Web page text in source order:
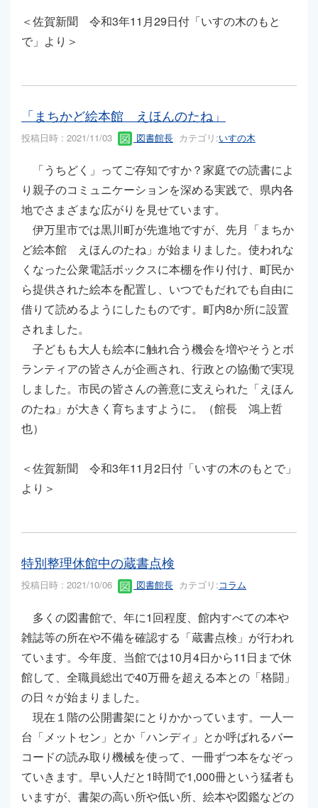
＜佐賀新聞 令和3年11月29日付「いすの木のもと
で」より＞
「まちかど絵本館 えほんのたね」
投稿日時 : 2021/11/03 図書館長 カテゴリ:いすの木
「うちどく」ってご存知ですか？家庭での読書によ
り親子のコミュニケーションを深める実践で、県内各
地でさまざまな広がりを見せています。
伊万里市では黒川町が先進地ですが、先月「まちか
ど絵本館 えほんのたね」が始まりました。使われな
くなった公衆電話ボックスに本棚を作り付け、町民か
ら提供された絵本を配置し、いつでもだれでも自由に
借りて読めるようにしたものです。町内8か所に設置
されました。
子どもも大人も絵本に触れ合う機会を増やそうとボ
ランティアの皆さんが企画され、行政との協働で実現
しました。市民の皆さんの善意に支えられた「えほん
のたね」が大きく育ちますように。（館長 鴻上哲
也）
＜佐賀新聞 令和3年11月2日付「いすの木のもとで」
より＞
特別整理休館中の蔵書点検
投稿日時 : 2021/10/06 図書館長 カテゴリ:コラム
多くの図書館で、年に1回程度、館内すべての本や
雑誌等の所在や不備を確認する「蔵書点検」が行われ
ています。今年度、当館では10月4日から11日まで休
館して、全職員総出で40万冊を超える本との「格闘」
の日々が始まりました。
現在１階の公開書架にとりかかっています。一人一
台「メットセン」とか「ハンディ」とか呼ばれるバー
コードの読み取り機械を使って、一冊ずつ本をなぞっ
ていきます。早い人だと1時間で1,000冊という猛者も
いますが、書架の高い所や低い所、絵本や図鑑などの